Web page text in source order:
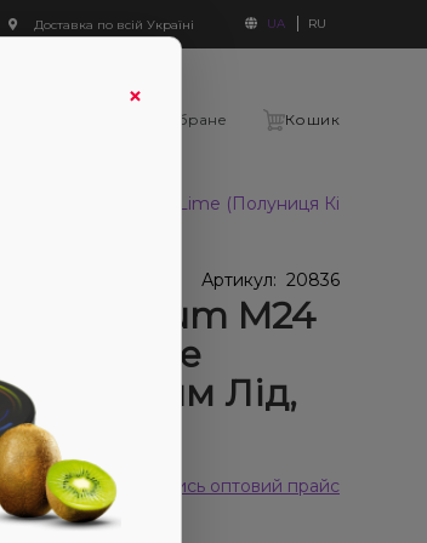
Доставка по всій Україні UA RU
Вибране Кошик
Strawberry Kiwi Lime (Полуниця Ківі Лайм
Артикул: 20836
Medium M24
Kiwi Lime
Ківі Лайм Лід,
Дивитись оптовий прайс
×